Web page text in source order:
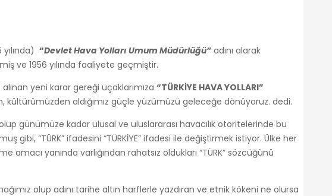
“Devlet Hava Yolları Umum Müdürlüğü”adını alarak
ve 1956 yılında faaliyete geçmiştir.
alınan yeni karar gereği uçaklarımıza “TÜRKİYE HAVA YOLLARI”
aldığımız güçle yüzümüzü geleceğe dönüyoruz. dedi.
günümüze kadar ulusal ve uluslararası havacılık otoritelerinde bu
“TÜRK” ifadesini “TÜRKİYE” ifadesi ile değiştirmek istiyor. Ülke her
yanında varlığından rahatsız oldukları “TÜRK” sözcüğünü
olup adını tarihe altın harflerle yazdıran ve etnik kökeni ne olursa